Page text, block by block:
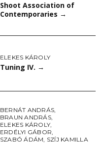
Shoot Association of
Contemporaries →
ELEKES KÁROLY
Tuning IV. →
BERNÁT ANDRÁS,
BRAUN ANDRÁS,
ELEKES KÁROLY,
ERDÉLYI GÁBOR,
SZABÓ ÁDÁM, SZÍJ KAMILLA